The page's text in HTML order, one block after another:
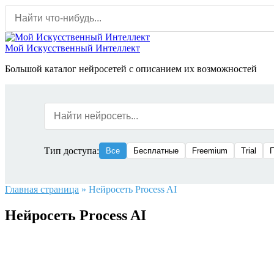
Перейти
содержанию
Мой Искусственный Интеллект
Большой каталог нейросетей с описанием их возможностей
Тип доступа: Все Бесплатные Freemium Trial
Главная страница » Нейросеть Process AI
Нейросеть Process AI